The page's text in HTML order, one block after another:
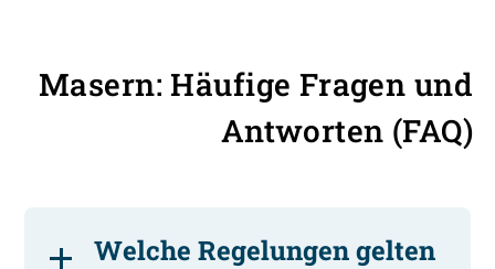
Masern: Häufige Fragen und
Antworten (FAQ)
Welche Regelungen gelten